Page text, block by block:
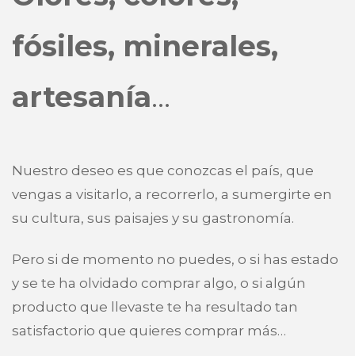
fósiles, minerales,
artesanía…
Nuestro deseo es que conozcas el país, que
vengas a visitarlo, a recorrerlo, a sumergirte en
su cultura, sus paisajes y su gastronomía.
Pero si de momento no puedes, o si has estado
y se te ha olvidado comprar algo, o si algún
producto que llevaste te ha resultado tan
satisfactorio que quieres comprar más…